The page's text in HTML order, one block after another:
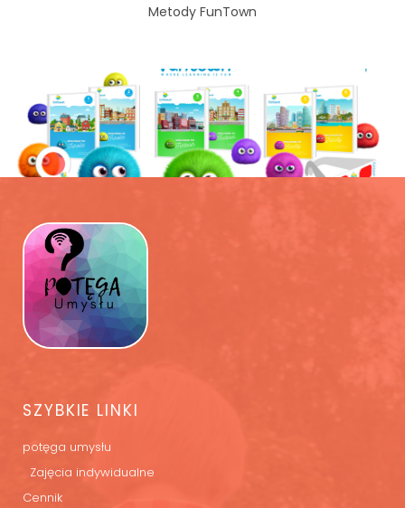
Metody FunTown
SZYBKIE LINKI
potęga umysłu
Zajęcia indywidualne
Cennik